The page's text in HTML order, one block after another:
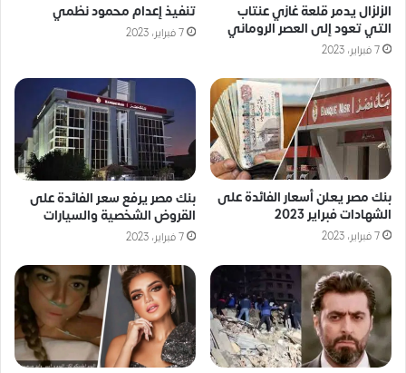
الزلزال يدمر قلعة غازي عنتاب
التي تعود إلى العصر الروماني
7 فبراير، 2023
تنفيذ إعدام محمود نظمي
7 فبراير، 2023
بنك مصر يعلن أسعار الفائدة على
الشهادات فبراير 2023
7 فبراير، 2023
بنك مصر يرفع سعر الفائدة على
القروض الشخصية والسيارات
7 فبراير، 2023